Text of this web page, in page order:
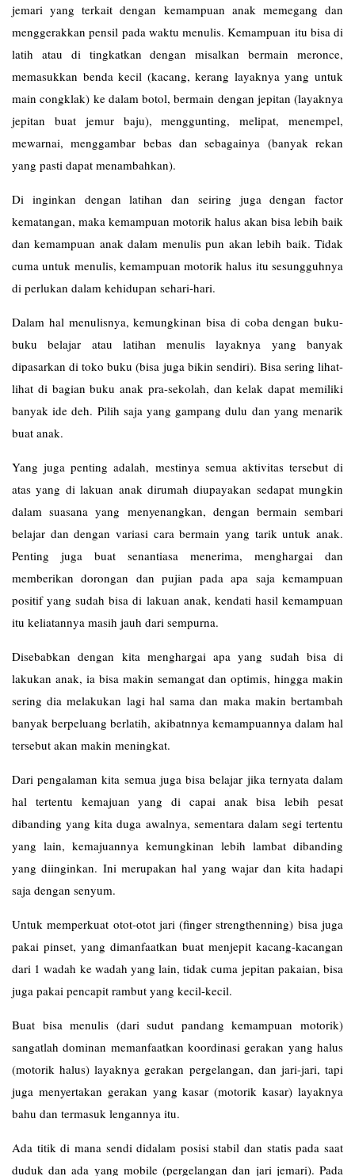
jemari yang terkait dengan kemampuan anak memegang dan
menggerakkan pensil pada waktu menulis. Kemampuan itu bisa di
latih atau di tingkatkan dengan misalkan bermain meronce,
memasukkan benda kecil (kacang, kerang layaknya yang untuk
main congklak) ke dalam botol, bermain dengan jepitan (layaknya
jepitan buat jemur baju), menggunting, melipat, menempel,
mewarnai, menggambar bebas dan sebagainya (banyak rekan
yang pasti dapat menambahkan).
Di inginkan dengan latihan dan seiring juga dengan factor
kematangan, maka kemampuan motorik halus akan bisa lebih baik
dan kemampuan anak dalam menulis pun akan lebih baik. Tidak
cuma untuk menulis, kemampuan motorik halus itu sesungguhnya
di perlukan dalam kehidupan sehari-hari.
Dalam hal menulisnya, kemungkinan bisa di coba dengan buku-
buku belajar atau latihan menulis layaknya yang banyak
dipasarkan di toko buku (bisa juga bikin sendiri). Bisa sering lihat-
lihat di bagian buku anak pra-sekolah, dan kelak dapat memiliki
banyak ide deh. Pilih saja yang gampang dulu dan yang menarik
buat anak.
Yang juga penting adalah, mestinya semua aktivitas tersebut di
atas yang di lakuan anak dirumah diupayakan sedapat mungkin
dalam suasana yang menyenangkan, dengan bermain sembari
belajar dan dengan variasi cara bermain yang tarik untuk anak.
Penting juga buat senantiasa menerima, menghargai dan
memberikan dorongan dan pujian pada apa saja kemampuan
positif yang sudah bisa di lakuan anak, kendati hasil kemampuan
itu keliatannya masih jauh dari sempurna.
Disebabkan dengan kita menghargai apa yang sudah bisa di
lakukan anak, ia bisa makin semangat dan optimis, hingga makin
sering dia melakukan lagi hal sama dan maka makin bertambah
banyak berpeluang berlatih, akibatnnya kemampuannya dalam hal
tersebut akan makin meningkat.
Dari pengalaman kita semua juga bisa belajar jika ternyata dalam
hal tertentu kemajuan yang di capai anak bisa lebih pesat
dibanding yang kita duga awalnya, sementara dalam segi tertentu
yang lain, kemajuannya kemungkinan lebih lambat dibanding
yang diinginkan. Ini merupakan hal yang wajar dan kita hadapi
saja dengan senyum.
Untuk memperkuat otot-otot jari (finger strengthenning) bisa juga
pakai pinset, yang dimanfaatkan buat menjepit kacang-kacangan
dari 1 wadah ke wadah yang lain, tidak cuma jepitan pakaian, bisa
juga pakai pencapit rambut yang kecil-kecil.
Buat bisa menulis (dari sudut pandang kemampuan motorik)
sangatlah dominan memanfaatkan koordinasi gerakan yang halus
(motorik halus) layaknya gerakan pergelangan, dan jari-jari, tapi
juga menyertakan gerakan yang kasar (motorik kasar) layaknya
bahu dan termasuk lengannya itu.
Ada titik di mana sendi didalam posisi stabil dan statis pada saat
duduk dan ada yang mobile (pergelangan dan jari jemari). Pada